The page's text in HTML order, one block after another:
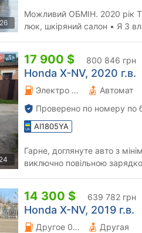
Можливий ОБМІН. 2020 рік
люк, шкіряний салон • Я 3
17 900 $ 800 846 грн
Honda X-NV, 2020 г.в.
Электро 0 л. Автомат
Проверено по номеру по
AI1805YA
Гарне, доглянуте авто з
виключно повільною
14 300 $ 639 782 грн
Honda X-NV, 2019 г.в.
Другое 0 л. Другая